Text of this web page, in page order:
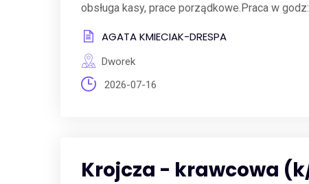
obsługa kasy, prace porządkowe.Praca w
AGATA KMIECIAK-DRESPA
Dworek
2026-07-16
Krojcza - krawcowa